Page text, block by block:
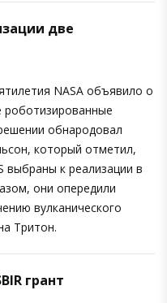
две
NASA объявило о
роботизированные
обнародовал
который отметил,
выбраны к реализации в
они опередили
вулканического
Тритон.
грант